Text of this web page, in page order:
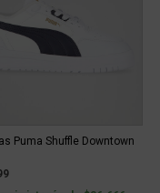
Puma Shuffle Downtown